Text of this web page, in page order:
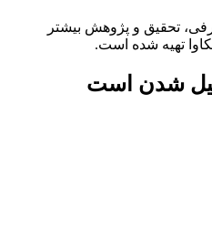
تحقیق و پژوهش بیشتر
تهیه شده است.
شدن است